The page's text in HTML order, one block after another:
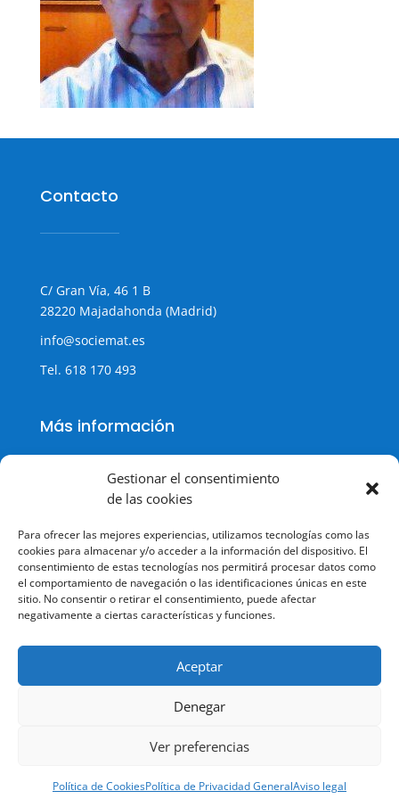
Gestionar el consentimiento
de las cookies
Para ofrecer las mejores experiencias, utilizamos tecnologías como las
cookies para almacenar y/o acceder a la información del dispositivo. El
consentimiento de estas tecnologías nos permitirá procesar datos como
el comportamiento de navegación o las identificaciones únicas en este
sitio. No consentir o retirar el consentimiento, puede afectar
negativamente a ciertas características y funciones.
Aceptar
Denegar
Ver preferencias
Política de CookiesPolítica de Privacidad GeneralAviso legal
Contacto
C/ Gran Vía, 46 1 B
28220 Majadahonda (Madrid)
info@sociemat.es
Tel. 618 170 493
Más información
Política de Privacidad
Aviso legal
Terminos y condiciones
© Todos los derechos reservados.